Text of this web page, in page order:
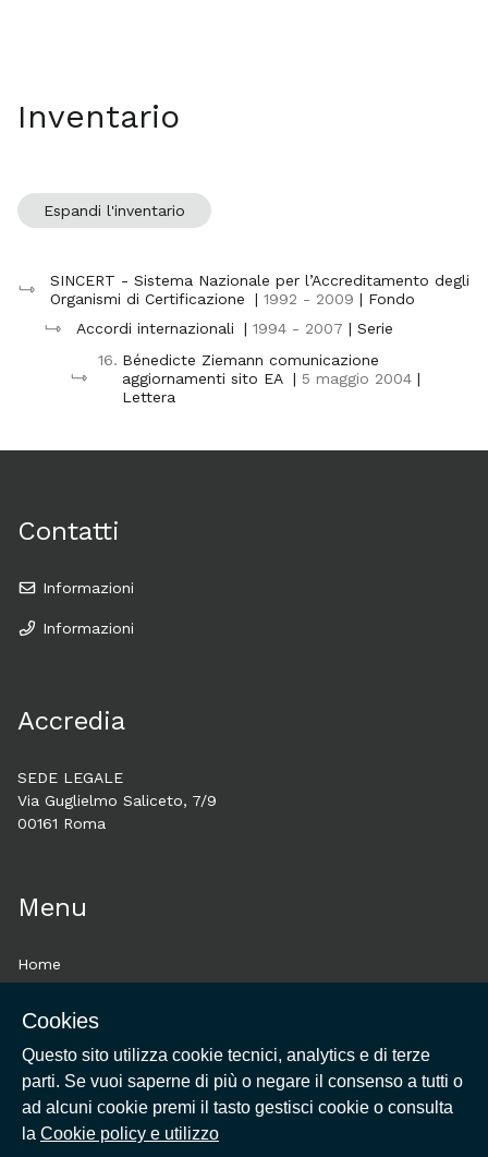
Inventario
Espandi l'inventario
SINCERT - Sistema Nazionale per l’Accreditamento degli
Organismi di Certificazione
| 1992 - 2009 | Fondo
Accordi internazionali
| 1994 - 2007 | Serie
16. Bénedicte Ziemann comunicazione
aggiornamenti sito EA | 5 maggio 2004 |
Lettera
Contatti
Informazioni
Informazioni
Accredia
SEDE LEGALE
Via Guglielmo Saliceto, 7/9
00161 Roma
Menu
Home
Esplora
Historytelling
Cookie policy e utilizzo
Cookies
Questo sito utilizza cookie tecnici, analytics e di terze
parti. Se vuoi saperne di più o negare il consenso a tutti o
ad alcuni cookie premi il tasto gestisci cookie o consulta
la Cookie policy e utilizzo